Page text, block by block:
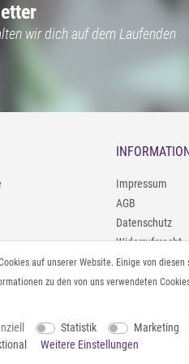
wir dich auf dem Laufenden
9388966
Impressum
AGB
Datenschutz
Widerrufsrecht
Zahlung und
Vertrag
auf unserer Website. Einige von
zu den von uns verwendeten
Statistik Marketing
Weitere Einstellungen